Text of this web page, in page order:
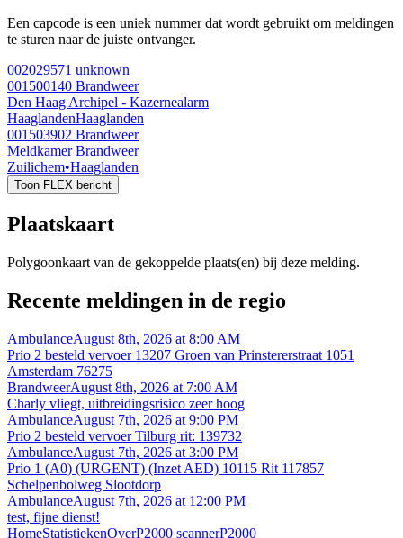
Een capcode is een uniek nummer dat wordt gebruikt om meldingen
te sturen naar de juiste ontvanger.
002029571 unknown
001500140 Brandweer
Den Haag Archipel - Kazernealarm
HaaglandenHaaglanden
001503902 Brandweer
Meldkamer Brandweer
Zuilichem•Haaglanden
Toon FLEX bericht
Plaatskaart
Polygoonkaart van de gekoppelde plaats(en) bij deze melding.
Recente meldingen in de regio
AmbulanceAugust 8th, 2026 at 8:00 AM
Prio 2 besteld vervoer 13207 Groen van Prinstererstraat 1051
Amsterdam 76275
BrandweerAugust 8th, 2026 at 7:00 AM
Charly vliegt, uitbreidingsrisico zeer hoog
AmbulanceAugust 7th, 2026 at 9:00 PM
Prio 2 besteld vervoer Tilburg rit: 139732
AmbulanceAugust 7th, 2026 at 3:00 PM
Prio 1 (A0) (URGENT) (Inzet AED) 10115 Rit 117857
Schelpenbolweg Slootdorp
AmbulanceAugust 7th, 2026 at 12:00 PM
test, fijne dienst!
HomeStatistiekenOverP2000 scannerP2000